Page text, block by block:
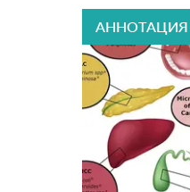
АННОТАЦИЯ